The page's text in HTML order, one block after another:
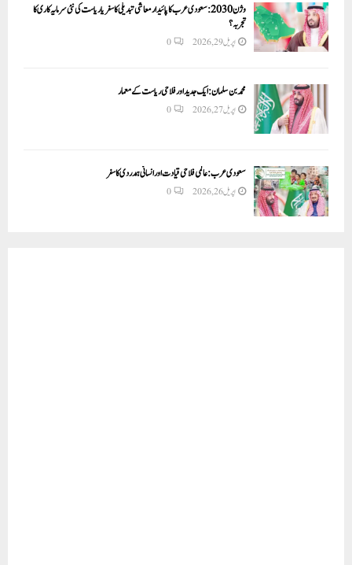
وژن 2030:سعودی عرب کا پائیدار معاشی تبدیلی کا سفر یا ریاست کی نئی سرمایہ کاری کا
تجربہ؟
اپریل 29, 2026 0
محمد بن سلمان: ایک جدید اور فلاحی ریاست کے معمار
اپریل 27, 2026 0
سعودی عرب: عالمی فلاحی قیادت اور انسانی ہمدردی کا سفر
اپریل 26, 2026 0